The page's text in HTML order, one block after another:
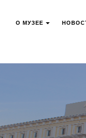
О МУЗЕЕ